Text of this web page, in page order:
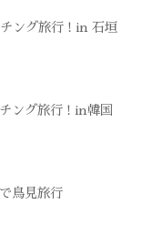
ング旅行 ! in 石垣
ング旅行 ! in韓国
鳥見旅行